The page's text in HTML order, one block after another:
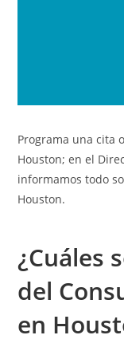
Programa una cita
Houston; en el
informamos todo
Houston.
¿Cuáles
del
en